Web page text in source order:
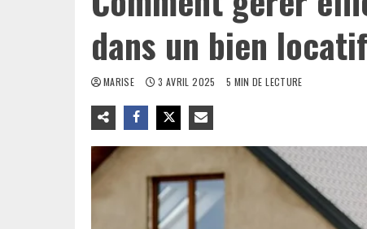
dans un bien
MARISE 3 AVRIL 2025 5 MIN DE LECTURE